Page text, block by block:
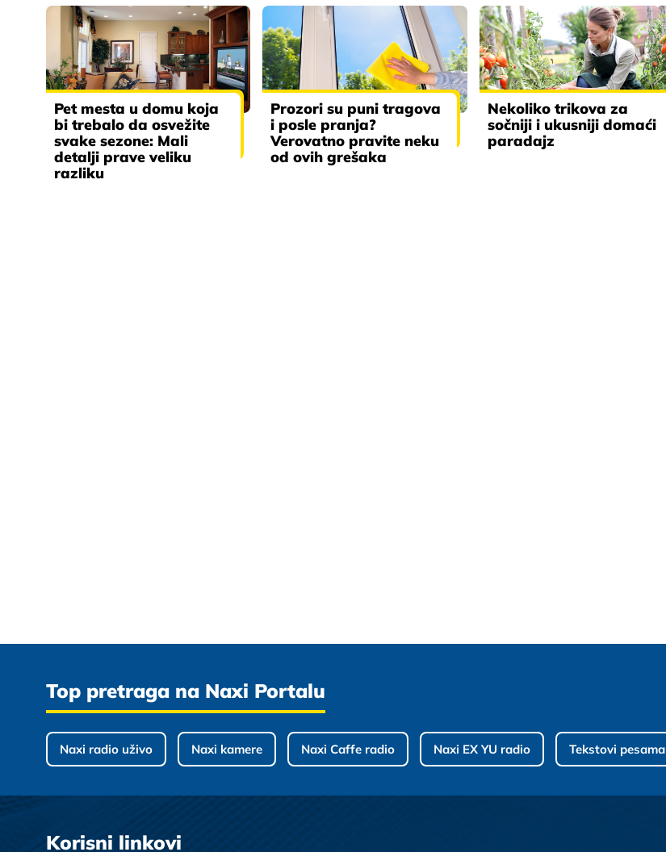
Pet mesta u domu koja
bi trebalo da osvežite
svake sezone: Mali
detalji prave veliku
razliku
Prozori su puni tragova
i posle pranja?
Verovatno pravite neku
od ovih grešaka
Nekoliko trikova za
sočniji i ukusniji domaći
paradajz
Top pretraga na Naxi Portalu
Naxi radio uživo Naxi kamere Naxi Caffe radio Naxi EX YU radio Tekstovi pesama
Korisni linkovi